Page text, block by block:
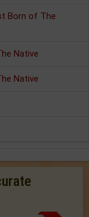
Born of The
Native
Native